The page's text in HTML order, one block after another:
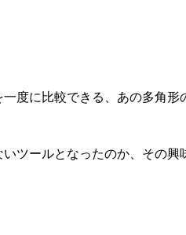
度に比較できる、あの多角
ツールとなったのか、その興